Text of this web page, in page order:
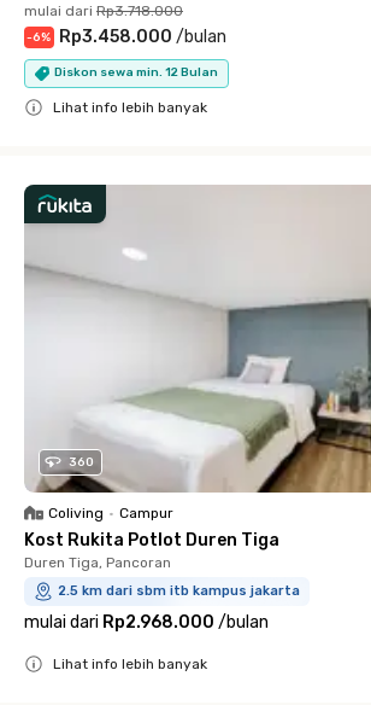
mulai dari Rp3.718.000
-6% Rp3.458.000 /bulan
Diskon sewa min. 12 Bulan
Lihat info lebih banyak
360
Coliving • Campur
Kost Rukita Potlot Duren Tiga
Duren Tiga, Pancoran
2.5 km dari sbm itb kampus jakarta
mulai dari Rp2.968.000 /bulan
Lihat info lebih banyak